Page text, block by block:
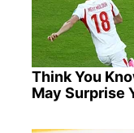
Think You
May Surprise